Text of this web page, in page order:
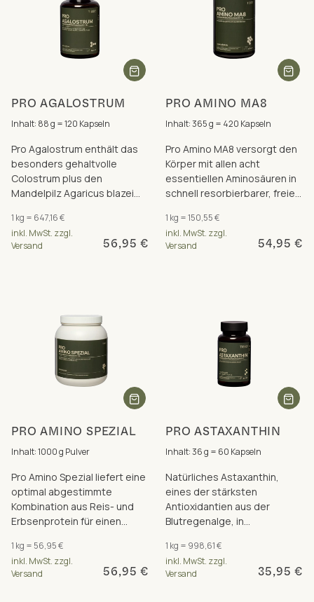
PRO AGALOSTRUM
Inhalt: 88 g = 120 Kapseln
Pro Agalostrum enthält das
besonders gehaltvolle
Colostrum plus den
Mandelpilz Agaricus blazei
gesundes Immunsystem.
1 kg = 647,16 €
inkl. MwSt. zzgl.
Versand
56,95 €
PRO AMINO MA8
Inhalt: 365 g = 420 Kapseln
Pro Amino MA8 versorgt den
Körper mit allen acht
essentiellen Aminosäuren in
schnell resorbierbarer, freier
Proteinsynthese.
1 kg = 150,55 €
inkl. MwSt. zzgl.
Versand
54,95 €
PRO AMINO SPEZIAL
Inhalt: 1000 g Pulver
Pro Amino Spezial liefert eine
optimal abgestimmte
Kombination aus Reis- und
Erbsenprotein für einen
Proteingehalt von über 80 %.
1 kg = 56,95 €
inkl. MwSt. zzgl.
Versand
56,95 €
PRO ASTAXANTHIN
Inhalt: 36 g = 60 Kapseln
Natürliches Astaxanthin,
eines der stärksten
Antioxidantien aus der
Blutregenalge, in
Olivenöl. Vegan und
Carrageen-frei.
1 kg = 998,61 €
inkl. MwSt. zzgl.
Versand
35,95 €